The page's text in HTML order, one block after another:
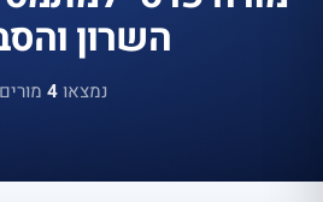
השרון
נמצאו4 מורים